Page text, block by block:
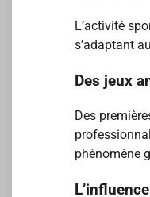
L’activité
s’adaptant
Des jeux
Des
phénomène